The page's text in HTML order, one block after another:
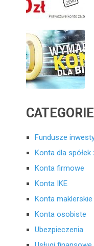
Fundusze
Konta dla spółek
Konta firmowe
Konta IKE
Konta maklerskie
Konta osobiste
Ubezpieczenia